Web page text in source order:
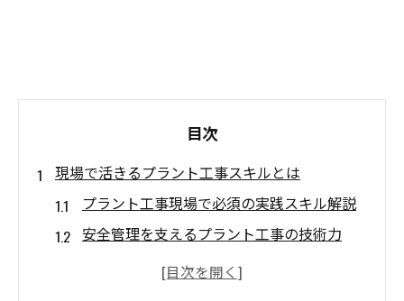
目次
現場で活きるプラント工事スキルとは
プラント工事現場で必須の実践スキル解説
安全管理を支えるプラント工事の技術力
現場で評価されるプラント工事の経験値と